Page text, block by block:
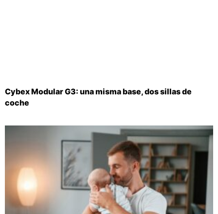
Cybex Modular G3: una misma base, dos sillas de
coche